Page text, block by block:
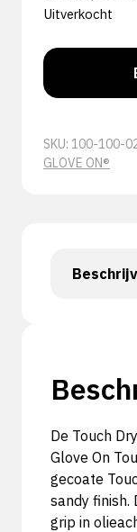
Uitverkocht
SKU: 100-100-
GLOVE ON®
De Touch
Glove On
gecoate
sandy finish.
grip in